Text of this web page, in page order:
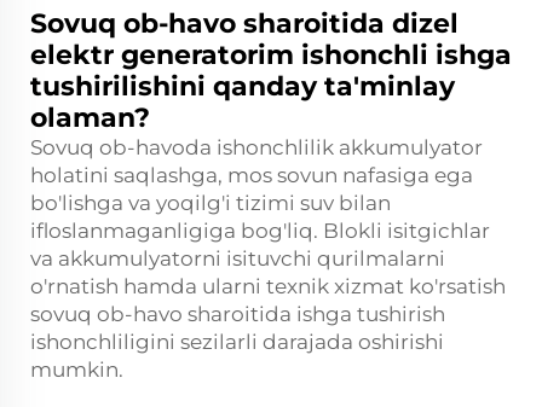
Sovuq ob-havo sharoitida dizel
elektr generatorim ishonchli ishga
tushirilishini qanday ta'minlay
olaman?
Sovuq ob-havoda ishonchlilik akkumulyator
holatini saqlashga, mos sovun nafasiga ega
bo'lishga va yoqilg'i tizimi suv bilan
ifloslanmaganligiga bog'liq. Blokli isitgichlar
va akkumulyatorni isituvchi qurilmalarni
o'rnatish hamda ularni texnik xizmat ko'rsatish
sovuq ob-havo sharoitida ishga tushirish
ishonchliligini sezilarli darajada oshirishi
mumkin.